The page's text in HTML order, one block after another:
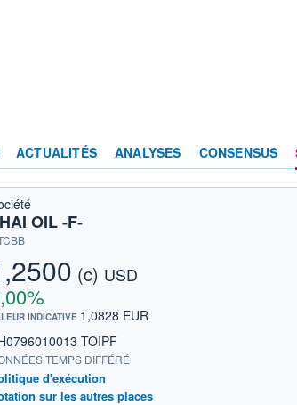
ACTUALITÉS ANALYSES CONSENSUS
OIL -F-
(c) USD
INDICATIVE 1,0828 EUR
TOIPF
TEMPS DIFFÉRÉ
d'exécution
sur les autres places